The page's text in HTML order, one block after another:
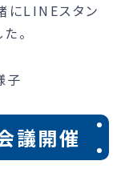
にLINEスタン
。
議開催